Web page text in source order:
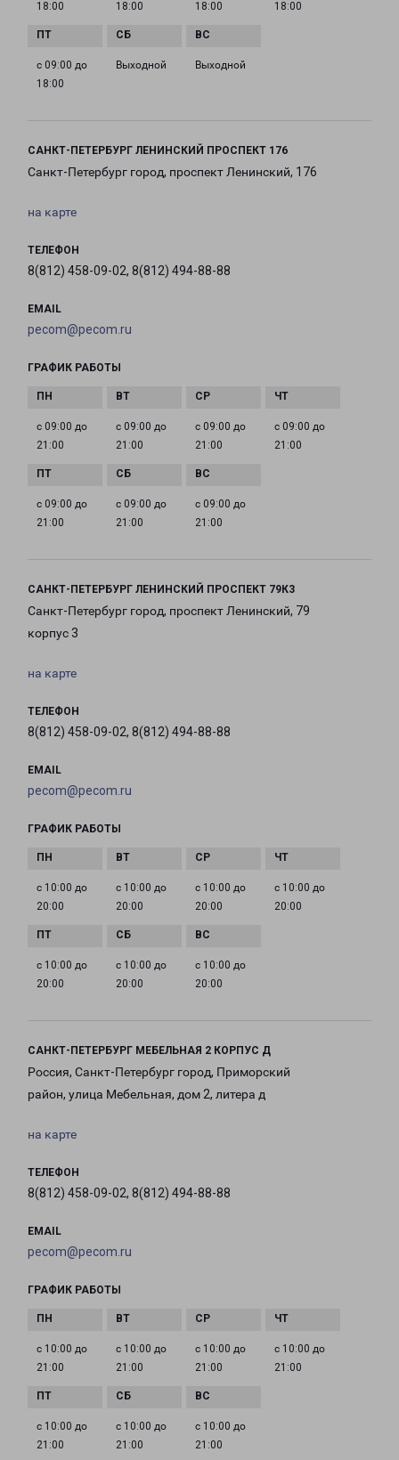
18:00 18:00 18:00 18:00
с 09:00 до
18:00
Выходной Выходной
САНКТ-ПЕТЕРБУРГ ЛЕНИНСКИЙ ПРОСПЕКТ 176
Санкт-Петербург город, проспект Ленинский, 176
на карте
ТЕЛЕФОН
8(812) 458-09-02, 8(812) 494-88-88
EMAIL
pecom@pecom.ru
ГРАФИК РАБОТЫ
с 09:00 до
21:00
с 09:00 до
21:00
с 09:00 до
21:00
с 09:00 до
21:00
с 09:00 до
21:00
с 09:00 до
21:00
с 09:00 до
21:00
САНКТ-ПЕТЕРБУРГ ЛЕНИНСКИЙ ПРОСПЕКТ 79К3
Санкт-Петербург город, проспект Ленинский, 79
корпус 3
на карте
ТЕЛЕФОН
8(812) 458-09-02, 8(812) 494-88-88
EMAIL
pecom@pecom.ru
ГРАФИК РАБОТЫ
с 10:00 до
20:00
с 10:00 до
20:00
с 10:00 до
20:00
с 10:00 до
20:00
с 10:00 до
20:00
с 10:00 до
20:00
с 10:00 до
20:00
САНКТ-ПЕТЕРБУРГ МЕБЕЛЬНАЯ 2 КОРПУС Д
Россия, Санкт-Петербург город, Приморский
район, улица Мебельная, дом 2, литера д
на карте
ТЕЛЕФОН
8(812) 458-09-02, 8(812) 494-88-88
EMAIL
pecom@pecom.ru
ГРАФИК РАБОТЫ
с 10:00 до
21:00
с 10:00 до
21:00
с 10:00 до
21:00
с 10:00 до
21:00
с 10:00 до
21:00
с 10:00 до
21:00
с 10:00 до
21:00